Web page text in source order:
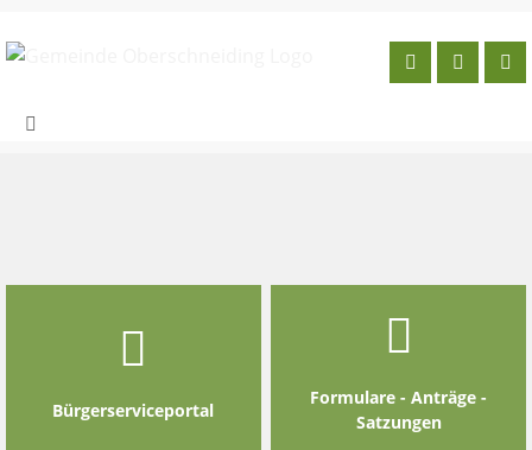
content
Bürgerserviceportal
Formulare - Anträge -
Satzungen